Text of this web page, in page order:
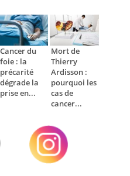
Cancer du
foie : la
précarité
dégrade la
prise en...
Mort de
Thierry
Ardisson :
pourquoi les
cas de
cancer...